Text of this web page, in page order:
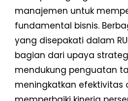
manajemen untuk
fundamental bisnis.
yang disepakati dalam
bagian dari upaya
mendukung penguatan
meningkatkan efektivitas